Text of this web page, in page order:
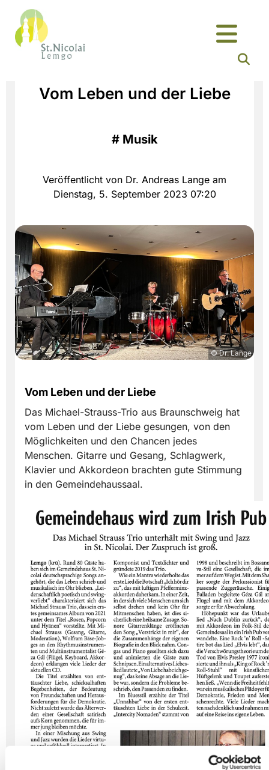
Vom Leben und der Liebe
# Musik
Veröffentlicht von Dr. Andreas Lange am
Dienstag, 5. September 2023 07:20
© Dr. Lange
Vom Leben und der Liebe
Das Michael-Strauss-Trio aus Braunschweig hat
vom Leben und der Liebe gesungen, von den
Möglichkeiten und den Chancen jedes
Menschen. Gitarre und Gesang, Schlagwerk,
Klavier und Akkordeon brachten gute Stimmung
in den Gemeindehaussaal.